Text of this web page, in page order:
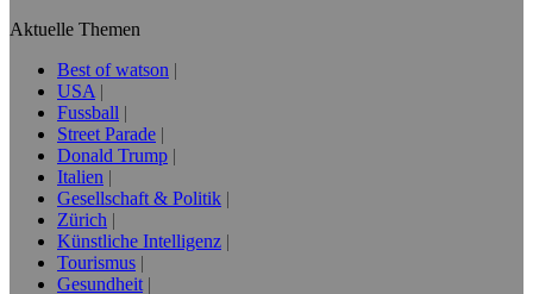
Aktuelle Themen
Best of watson
USA
Fussball
Street Parade
Donald Trump
Italien
Gesellschaft & Politik
Zürich
Künstliche Intelligenz
Tourismus
Gesundheit